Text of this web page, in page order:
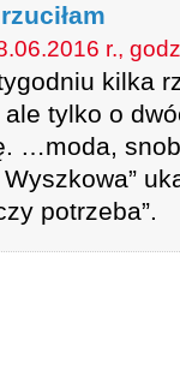
r.,
kilka
ale tylko o
…moda,
Wyszkowa”
potrzeba”.